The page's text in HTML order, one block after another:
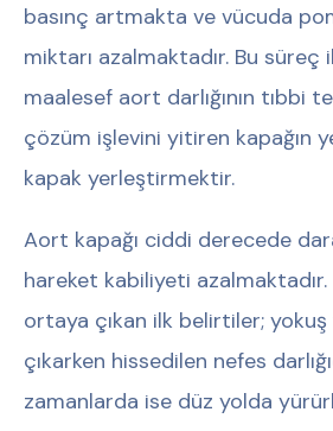
basınç artmakta ve vücuda
miktarı azalmaktadır. Bu
maalesef aort darlığının tıbbi
çözüm işlevini yitiren kapağın
kapak yerleştirmektir.
Aort kapağı ciddi derecede
hareket kabiliyeti
ortaya çıkan ilk belirtiler;
çıkarken hissedilen nefes
zamanlarda ise düz yolda